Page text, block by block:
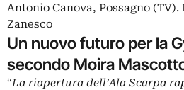
Antonio Canova, Possagno
Zanesco
Un nuovo futuro per la
secondo Moira
“La riapertura dell’Ala Scarpa